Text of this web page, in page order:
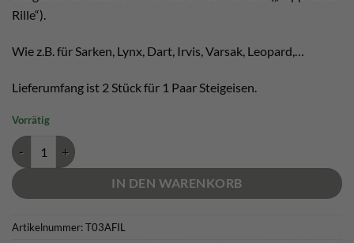
Rille“).
Wie z.B. für Sarken, Lynx, Dart, Irvis, Varsak, Leopard,…
Lieferumfang ist 2 Stück für 1 Paar Steigeisen.
Vorrätig
Petzl FIL Steigeisen Zehenbügel Menge
IN DEN WARENKORB
Artikelnummer:T03AFIL